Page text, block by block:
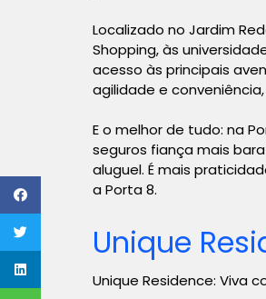
Localizado no Jardim
Shopping, às
acesso às principais
agilidade e
E o melhor de tudo: na
seguros fiança mais
aluguel. É mais
a Porta 8.
Unique
Unique Residence: Viva